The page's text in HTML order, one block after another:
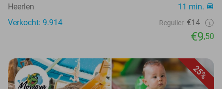
Heerlen
11 min.
Verkocht: 9.914
Regulier €14
€9,50
25%